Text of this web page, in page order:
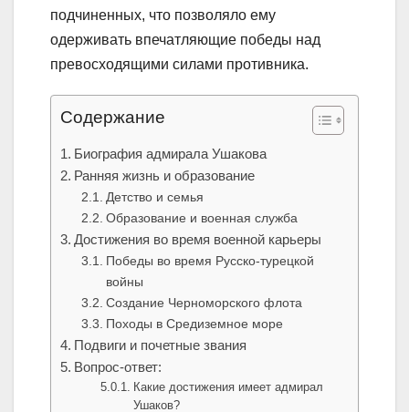
подчиненных, что позволяло ему
одерживать впечатляющие победы над
превосходящими силами противника.
Содержание
Биография адмирала Ушакова
Ранняя жизнь и образование
Детство и семья
Образование и военная служба
Достижения во время военной карьеры
Победы во время Русско-турецкой
войны
Создание Черноморского флота
Походы в Средиземное море
Подвиги и почетные звания
Вопрос-ответ:
Какие достижения имеет адмирал
Ушаков?